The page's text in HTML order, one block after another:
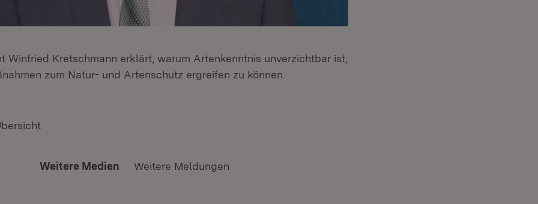
Winfried Kretschmann erklärt, warum Artenkenntnis unverzichtbar ist,
zum Natur- und Artenschutz ergreifen zu können.
Weitere Medien Weitere Meldungen